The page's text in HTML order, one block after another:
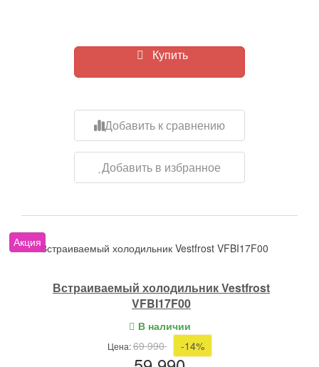
Купить
Добавить к сравнению
Добавить в избранное
АкцияВстраиваемый холодильник Vestfrost VFBI17F00
Встраиваемый холодильник Vestfrost
VFBI17F00
В наличии
Цена:69 990 -14%